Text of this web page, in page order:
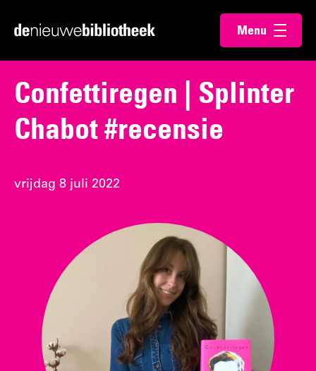
direct
content
direct
footer
Ga
homepagina
Menu
openen
Confettiregen | Splinter
Chabot #recensie
vrijdag 8 juli 2022